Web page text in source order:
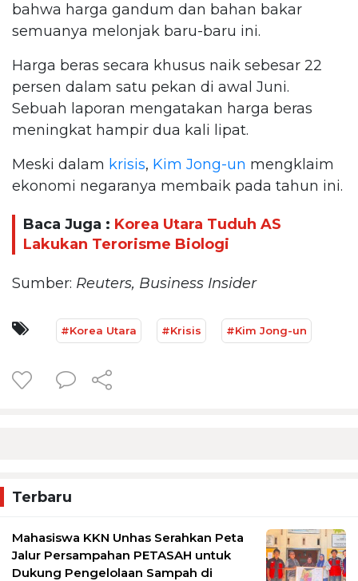
bahwa harga gandum dan bahan bakar
semuanya melonjak baru-baru ini.
Harga beras secara khusus naik sebesar 22
persen dalam satu pekan di awal Juni.
Sebuah laporan mengatakan harga beras
meningkat hampir dua kali lipat.
Meski dalam krisis, Kim Jong-un mengklaim
ekonomi negaranya membaik pada tahun ini.
Baca Juga : Korea Utara Tuduh AS
Lakukan Terorisme Biologi
Sumber: Reuters, Business Insider
#Korea Utara #Krisis #Kim Jong-un
Terbaru
Mahasiswa KKN Unhas Serahkan Peta
Jalur Persampahan PETASAH untuk
Dukung Pengelolaan Sampah di